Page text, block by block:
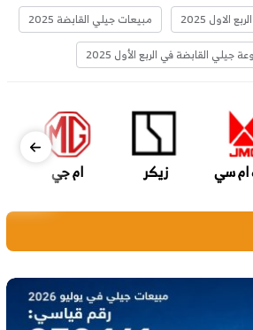
الاول 2025
مبيعات جيلي القابضة 2025
القابضة في الربع الأول 2025
ام سي زيكر ام جي